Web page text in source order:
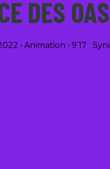
DES
• Animation • 9’17